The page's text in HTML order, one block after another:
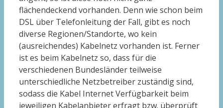
flächendeckend vorhanden. Denn wie schon beim
DSL über Telefonleitung der Fall, gibt es noch
diverse Regionen/Standorte, wo kein
(ausreichendes) Kabelnetz vorhanden ist. Ferner
ist es beim Kabelnetz so, dass für die
verschiedenen Bundesländer teilweise
unterschiedliche Netzbetreiber zuständig sind,
sodass die Kabel Internet Verfügbarkeit beim
jeweiligen Kabelanbieter erfragt bzw. überprüft